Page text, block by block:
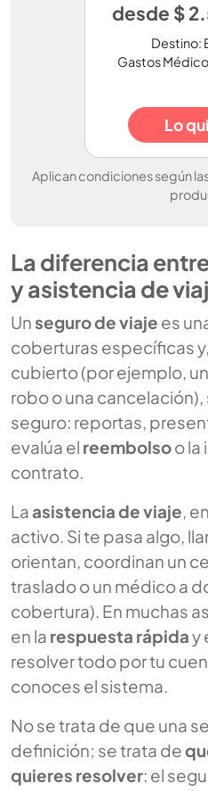
desde $
Destino:
Gastos
Lo
Aplican condiciones según
La diferencia
y asistencia de
Unseguro de viaje es
coberturas específicas
cubierto (por ejemplo,
robo o una
seguro: reportas,
evalúa el reembolsoo la
contrato.
Laasistencia de viaje,
activo. Si te pasa algo,
orientan, coordinan un
traslado o un médico a
cobertura). En muchas
en la respuesta rápiday
resolver todo por tu
conoces el sistema.
No se trata de que una
definición; se trata de
quieres resolver: el